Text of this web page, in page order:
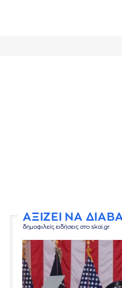
ΑΞΙΖΕΙ ΝΑ
δημοφιλείς ειδήσεις στο skai.gr